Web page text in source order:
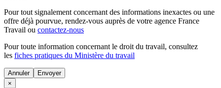
Pour tout signalement concernant des informations inexactes ou une
offre déjà pourvue, rendez-vous auprès de votre agence France
Travail ou contactez-nous
Pour toute information concernant le droit du travail, consultez
les fiches pratiques du Ministère du travail
Annuler
×